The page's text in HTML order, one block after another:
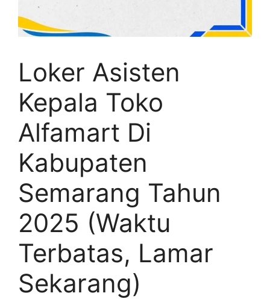
Loker Asisten
Kepala Toko
Alfamart Di
Kabupaten
Semarang Tahun
2025 (Waktu
Terbatas, Lamar
Sekarang)